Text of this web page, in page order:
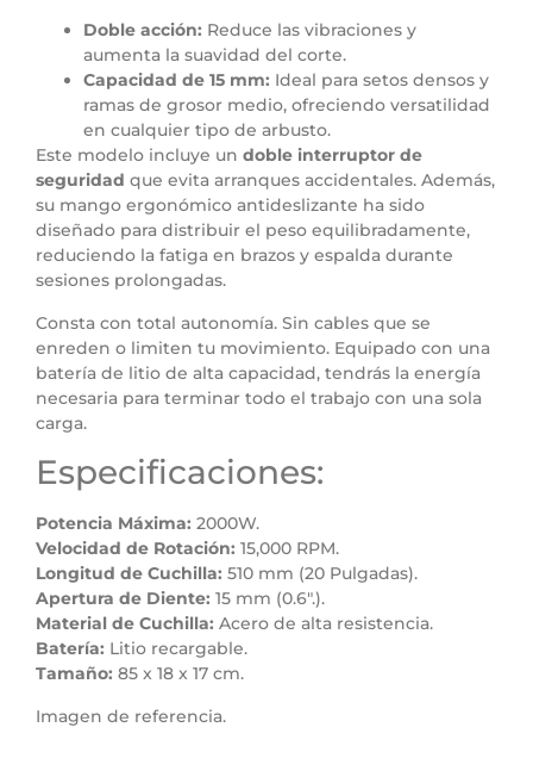
Doble acción: Reduce las vibraciones y
aumenta la suavidad del corte.
Capacidad de 15 mm: Ideal para setos densos y
ramas de grosor medio, ofreciendo versatilidad
en cualquier tipo de arbusto.
Este modelo incluye un doble interruptor de
seguridad que evita arranques accidentales. Además,
su mango ergonómico antideslizante ha sido
diseñado para distribuir el peso equilibradamente,
reduciendo la fatiga en brazos y espalda durante
sesiones prolongadas.
Consta con total autonomía. Sin cables que se
enreden o limiten tu movimiento. Equipado con una
batería de litio de alta capacidad, tendrás la energía
necesaria para terminar todo el trabajo con una sola
carga.
Especificaciones:
Potencia Máxima: 2000W.
Velocidad de Rotación: 15,000 RPM.
Longitud de Cuchilla: 510 mm (20 Pulgadas).
Apertura de Diente: 15 mm (0.6″.).
Material de Cuchilla: Acero de alta resistencia.
Batería: Litio recargable.
Tamaño: 85 x 18 x 17 cm.
Imagen de referencia.